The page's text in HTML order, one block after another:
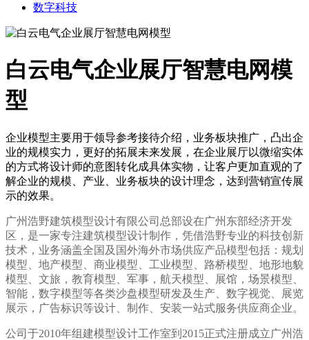
数字科技
白云电气企业展厅智慧电网模
型
企业模型主要用于领导参考接待介绍，业务板块推广，凸出企
业的规模实力，更好的拓展未来发展，在企业展厅以微缩实体
的方式将设计师的意图转化成具体实物，让客户更加直观的了
解企业的规模、产业、业务板块的设计理念，达到营销宣传展
示的效果。
广州浩野建筑模型设计有限公司总部设在广州东部经济开发
区，是一家专注建筑模型设计制作，凭借浩野专业的科技创新
技术，业务涵盖全国及国外海外市场供应产品模型包括：规划
模型、地产模型、商业模型、工业模型、路桥模型、地形地貌
模型、文旅，教育模型、军事，航天模型、展馆，场景模型、
智能，数字模型等各类沙盘模型研发及生产、数字视觉、展览
展示，广告标识等设计、制作、安装一站式服务供应商企业。
公司于2010年组建模型设计工作室到2015正式注册成立广州浩